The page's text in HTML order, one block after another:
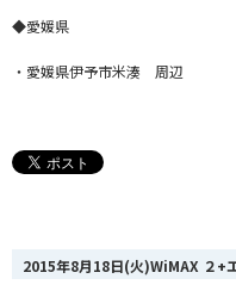
◆愛媛県
・愛媛県伊予市米湊 周辺
2015年8月18日(火)WiMAX ２+